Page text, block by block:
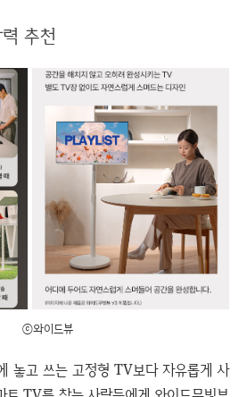
추천
ⓒ와이드뷰
놓고 쓰는 고정형 TV보다 자유롭게 사